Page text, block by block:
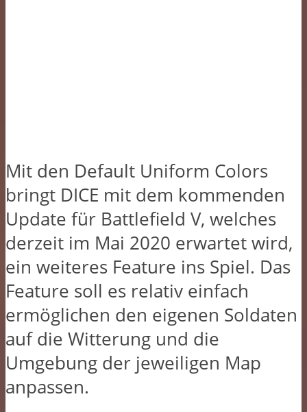
Mit den Default Uniform Colors
bringt DICE mit dem kommenden
Update für Battlefield V, welches
derzeit im Mai 2020 erwartet wird,
ein weiteres Feature ins Spiel. Das
Feature soll es relativ einfach
ermöglichen den eigenen Soldaten
auf die Witterung und die
Umgebung der jeweiligen Map
anpassen.